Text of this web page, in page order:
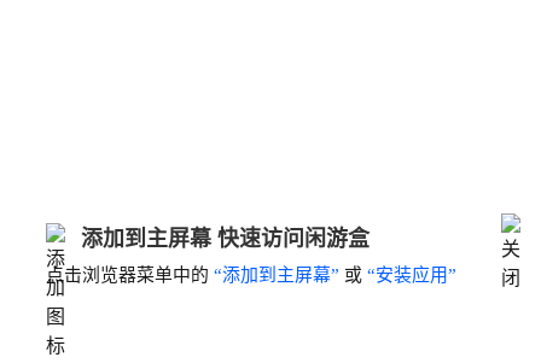
添加到主屏幕 快速访问闲游盒
点击浏览器菜单中的“添加到主屏幕” 或“安装应用”